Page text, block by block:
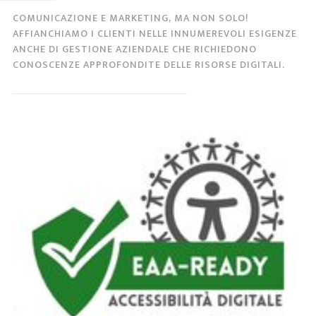
COMUNICAZIONE E MARKETING, MA NON SOLO!
AFFIANCHIAMO I CLIENTI NELLE INNUMEREVOLI ESIGENZE
ANCHE DI GESTIONE AZIENDALE CHE RICHIEDONO
CONOSCENZE APPROFONDITE DELLE RISORSE DIGITALI.
L'
accessibilità digitale
è la capacità di siti
web, applicazioni e servizi online di essere
usati da tutti, incluse persone con disabilità
(visive, uditive, motorie, cognitive) o
esigenze tempo ...
ACCESSIBILITÀ DIGITALE EAA